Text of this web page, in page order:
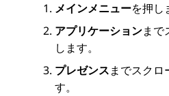
メインメニューを押し
アプリケーションまで
します。
プレゼンスまでスクロ
す。